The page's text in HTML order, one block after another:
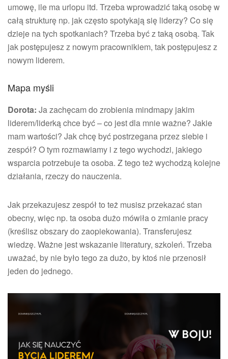
umowę, ile ma urlopu itd. Trzeba wprowadzić taką osobę w
całą strukturę np. jak często spotykają się liderzy? Co się
dzieje na tych spotkaniach? Trzeba być z taką osobą. Tak
jak postępujesz z nowym pracownikiem, tak postępujesz z
nowym liderem.
Mapa myśli
Dorota: Ja zachęcam do zrobienia mindmapy jakim
liderem/liderką chce być – co jest dla mnie ważne? Jakie
mam wartości? Jak chcę być postrzegana przez siebie i
zespół? O tym rozmawiamy i z tego wychodzi, jakiego
wsparcia potrzebuje ta osoba. Z tego też wychodzą kolejne
działania, rzeczy do nauczenia.
Jak przekazujesz zespół to też musisz przekazać stan
obecny, więc np. ta osoba dużo mówiła o zmianie pracy
(kreślisz obszary do zaopiekowania). Transferujesz
wiedzę. Ważne jest wskazanie literatury, szkoleń. Trzeba
uważać, by nie było tego za dużo, by ktoś nie przenosił
jeden do jednego.